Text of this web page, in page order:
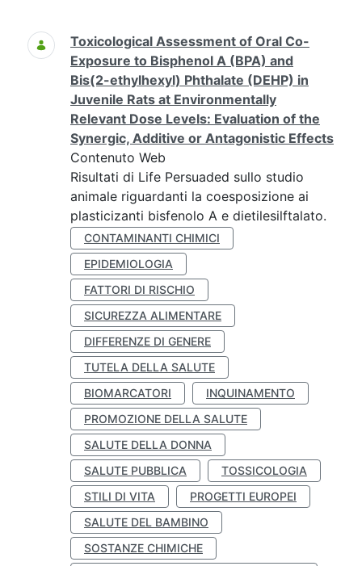
Ricerca
Toxicological Assessment of Oral Co-
Exposure to Bisphenol A (BPA) and
Bis(2-ethylhexyl) Phthalate (DEHP) in
Juvenile Rats at Environmentally
Relevant Dose Levels: Evaluation of the
Synergic, Additive or Antagonistic Effects
Contenuto Web
Risultati di Life Persuaded sullo studio
animale riguardanti la coesposizione ai
plasticizanti bisfenolo A e dietilesilftalato.
CONTAMINANTI CHIMICI
EPIDEMIOLOGIA
FATTORI DI RISCHIO
SICUREZZA ALIMENTARE
DIFFERENZE DI GENERE
TUTELA DELLA SALUTE
BIOMARCATORI
INQUINAMENTO
PROMOZIONE DELLA SALUTE
SALUTE DELLA DONNA
SALUTE PUBBLICA
TOSSICOLOGIA
STILI DI VITA
PROGETTI EUROPEI
SALUTE DEL BAMBINO
SOSTANZE CHIMICHE